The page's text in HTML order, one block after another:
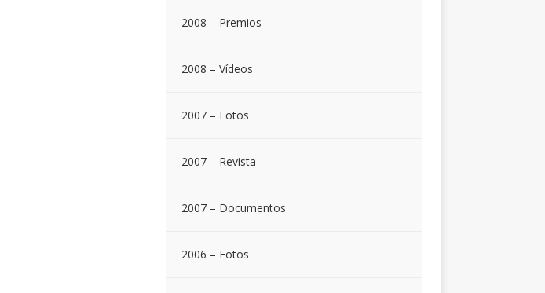
2008 – Premios
2008 – Vídeos
2007 – Fotos
2007 – Revista
2007 – Documentos
2006 – Fotos